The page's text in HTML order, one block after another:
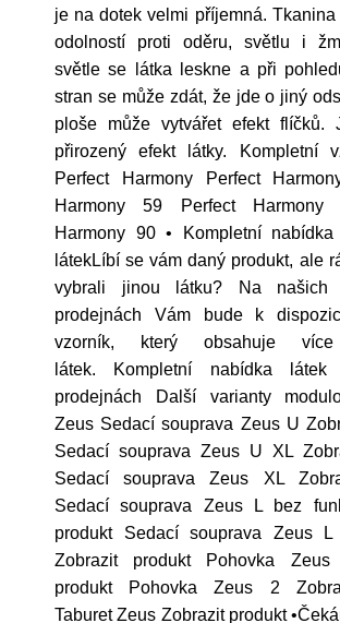
je na dotek velmi příjemná. Tkanina
odolností proti oděru, světlu i
světle se látka leskne a při
stran se může zdát, že jde o jiný
ploše může vytvářet efekt flíčků.
přirozený efekt látky. Kompletní
Perfect Harmony Perfect
Harmony 59 Perfect Harmony
Harmony 90 • Kompletní nabídka
látekLíbí se vám daný produkt, ale
vybrali jinou látku? Na našich
prodejnách Vám bude k
vzorník, který obsahuje
látek. Kompletní nabídka
prodejnách Další varianty
Zeus Sedací souprava Zeus U
Sedací souprava Zeus U XL
Sedací souprava Zeus XL
Sedací souprava Zeus L bez
produkt Sedací souprava Zeus L
Zobrazit produkt Pohovka
produkt Pohovka Zeus 2
Taburet Zeus Zobrazit produkt